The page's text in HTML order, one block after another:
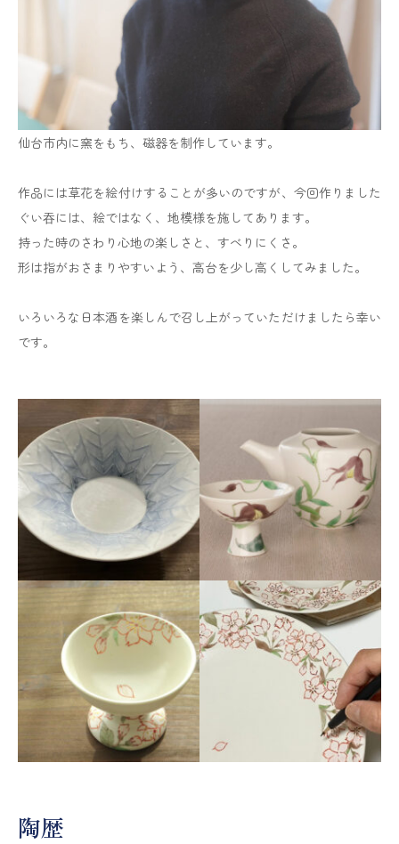
仙台市内に窯をもち、磁器を制作しています。
作品には草花を絵付けすることが多いのですが、今回作りました
ぐい吞には、絵ではなく、地模様を施してあります。
持った時のさわり心地の楽しさと、すべりにくさ。
形は指がおさまりやすいよう、高台を少し高くしてみました。
いろいろな日本酒を楽しんで召し上がっていただけましたら幸い
です。
陶歴